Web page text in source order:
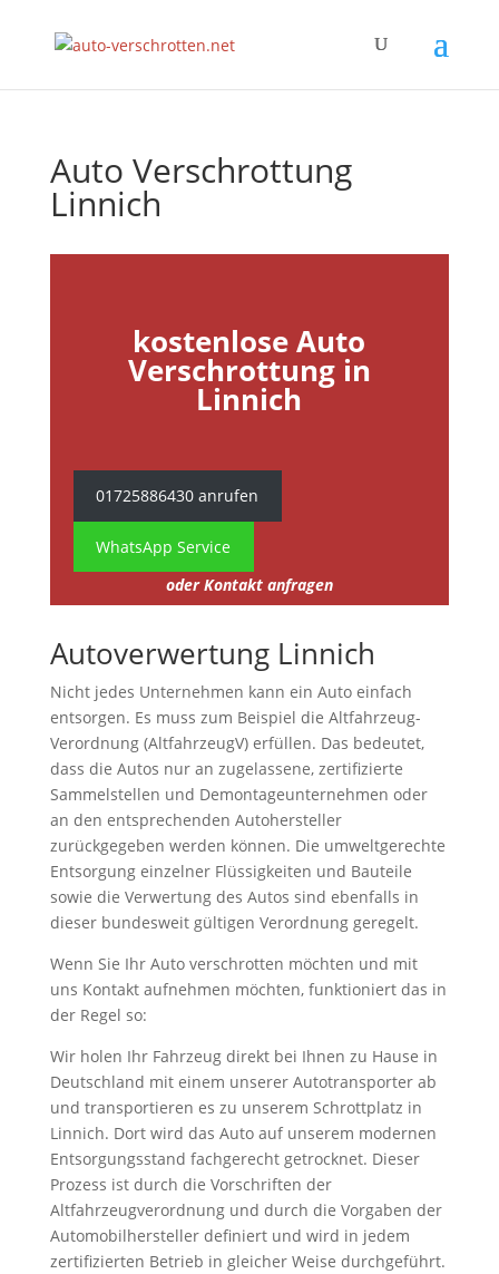
Auto Verschrottung
Linnich
kostenlose Auto
Verschrottung in
Linnich
01725886430 anrufen
WhatsApp Service
oder Kontakt anfragen
Autoverwertung Linnich
Nicht jedes Unternehmen kann ein Auto einfach
entsorgen. Es muss zum Beispiel die Altfahrzeug-
Verordnung (AltfahrzeugV) erfüllen. Das bedeutet,
dass die Autos nur an zugelassene, zertifizierte
Sammelstellen und Demontageunternehmen oder
an den entsprechenden Autohersteller
zurückgegeben werden können. Die umweltgerechte
Entsorgung einzelner Flüssigkeiten und Bauteile
sowie die Verwertung des Autos sind ebenfalls in
dieser bundesweit gültigen Verordnung geregelt.
Wenn Sie Ihr Auto verschrotten möchten und mit
uns Kontakt aufnehmen möchten, funktioniert das in
der Regel so:
Wir holen Ihr Fahrzeug direkt bei Ihnen zu Hause in
Deutschland mit einem unserer Autotransporter ab
und transportieren es zu unserem Schrottplatz in
Linnich. Dort wird das Auto auf unserem modernen
Entsorgungsstand fachgerecht getrocknet. Dieser
Prozess ist durch die Vorschriften der
Altfahrzeugverordnung und durch die Vorgaben der
Automobilhersteller definiert und wird in jedem
zertifizierten Betrieb in gleicher Weise durchgeführt.